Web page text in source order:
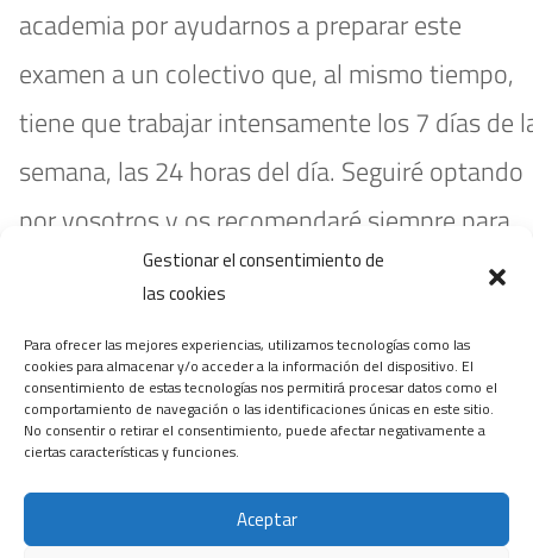
Gestionar el consentimiento de
las cookies
Para ofrecer las mejores experiencias, utilizamos tecnologías como las
cookies para almacenar y/o acceder a la información del dispositivo. El
consentimiento de estas tecnologías nos permitirá procesar datos como el
comportamiento de navegación o las identificaciones únicas en este sitio.
No consentir o retirar el consentimiento, puede afectar negativamente a
ciertas características y funciones.
Aceptar
academia por ayudarnos a preparar este
examen a un colectivo que, al mismo tiempo,
tiene que trabajar intensamente los 7 días de
semana, las 24 horas del día. Seguiré optando
por vosotros y os recomendaré siempre para
futuras oposiciones.
Jose
ENFERMERÍA